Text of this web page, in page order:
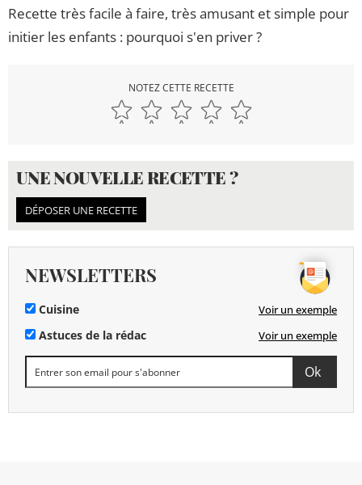
Recette très facile à faire, très amusant et simple pour
initier les enfants : pourquoi s'en priver ?
NOTEZ CETTE RECETTE
UNE NOUVELLE RECETTE ?
DÉPOSER UNE RECETTE
NEWSLETTERS
Cuisine Voir un exemple
Astuces de la rédac Voir un exemple